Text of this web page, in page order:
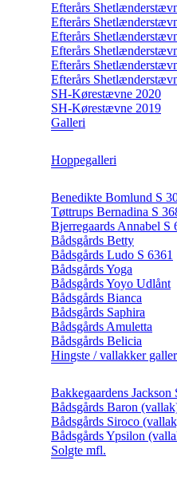
Efterårs
Efterårs
Efterårs
Efterårs
Efterårs
Efterårs
SH-Kørestævne 2020
SH-Kørestævne 2019
Galleri
Hoppegalleri
Benedikte Bomlund S
Tøttrups Bernadina S
Bjerregaards Annabel S
Bådsgårds Betty
Bådsgårds Ludo S 6361
Bådsgårds Yoga
Bådsgårds Yoyo Udlånt
Bådsgårds Bianca
Bådsgårds Saphira
Bådsgårds Amuletta
Bådsgårds Belicia
Hingste / vallakker
Bakkegaardens Jackson
Bådsgårds Baron
Bådsgårds Siroco
Bådsgårds Ypsilon
Solgte mfl.